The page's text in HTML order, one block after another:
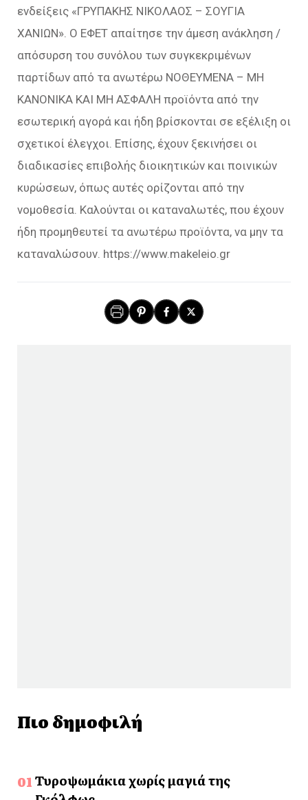
ενδείξεις «ΓΡΥΠΑΚΗΣ ΝΙΚΟΛΑΟΣ – ΣΟΥΓΙΑ
ΧΑΝΙΩΝ». Ο ΕΦΕΤ απαίτησε την άμεση ανάκληση /
απόσυρση του συνόλου των συγκεκριμένων
παρτίδων από τα ανωτέρω ΝΟΘΕΥΜΕΝΑ – ΜΗ
ΚΑΝΟΝΙΚΑ ΚΑΙ ΜΗ ΑΣΦΑΛΗ προϊόντα από την
εσωτερική αγορά και ήδη βρίσκονται σε εξέλιξη οι
σχετικοί έλεγχοι. Επίσης, έχουν ξεκινήσει οι
διαδικασίες επιβολής διοικητικών και ποινικών
κυρώσεων, όπως αυτές ορίζονται από την
νομοθεσία. Καλούνται οι καταναλωτές, που έχουν
ήδη προμηθευτεί τα ανωτέρω προϊόντα, να μην τα
καταναλώσουν. https://www.makeleio.gr
Πιο δημοφιλή
Τυροψωμάκια χωρίς μαγιά της